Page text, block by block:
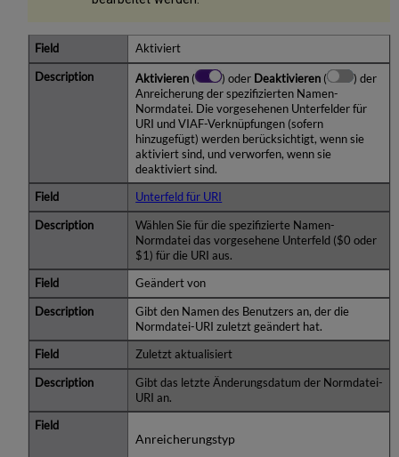
Aktiviert
Aktivieren ( ) oder Deaktivieren (
) der
Anreicherung der spezifizierten Namen-
Normdatei. Die vorgesehenen Unterfelder für
URI und VIAF-Verknüpfungen (sofern
hinzugefügt) werden berücksichtigt, wenn sie
aktiviert sind, und verworfen, wenn sie
deaktiviert sind.
Unterfeld für URI
Wählen Sie für die spezifizierte Namen-
Normdatei das vorgesehene Unterfeld ($0 oder
$1) für die URI aus.
Geändert von
Gibt den Namen des Benutzers an, der die
Normdatei-URI zuletzt geändert hat.
Zuletzt aktualisiert
Gibt das letzte Änderungsdatum der Normdatei-
URI an.
Anreicherungstyp